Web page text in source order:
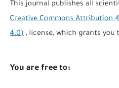
This journal publishes all
Creative Commons Attribution
4.0), license, which grants you
You are free to: